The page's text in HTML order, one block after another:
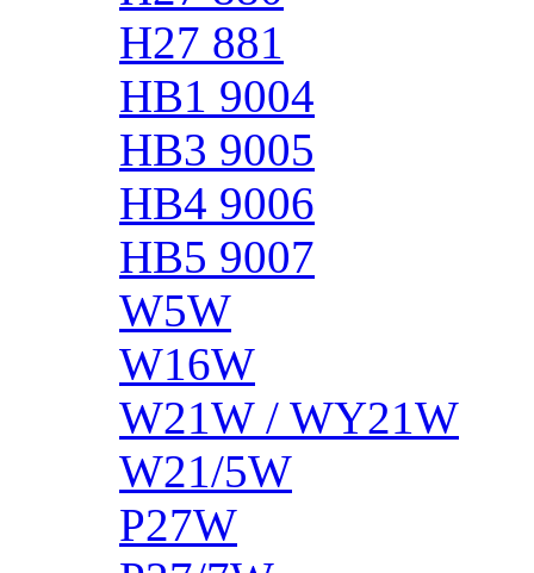
H27 881
HB1 9004
HB3 9005
HB4 9006
HB5 9007
W5W
W16W
W21W / WY21W
W21/5W
P27W